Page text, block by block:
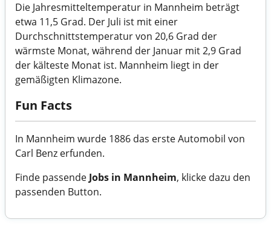
Die Jahresmitteltemperatur in Mannheim beträgt
etwa 11,5 Grad. Der Juli ist mit einer
Durchschnittstemperatur von 20,6 Grad der
wärmste Monat, während der Januar mit 2,9 Grad
der kälteste Monat ist. Mannheim liegt in der
gemäßigten Klimazone.
Fun Facts
In Mannheim wurde 1886 das erste Automobil von
Carl Benz erfunden.
Finde passende Jobs in Mannheim, klicke dazu den
passenden Button.